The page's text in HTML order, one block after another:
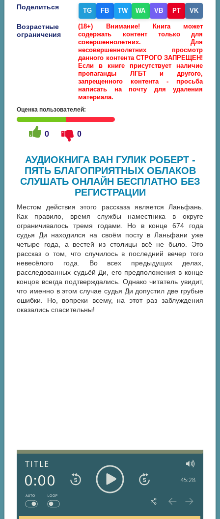
Поделиться TG FB TW WA VB PT VK
Возрастные
ограничения
(18+) Внимание! Книга может
содержать контент только для
совершеннолетних. Для
несовершеннолетних просмотр
данного контента СТРОГО ЗАПРЕЩЕН!
Если в книге присутствует наличие
пропаганды ЛГБТ и другого,
запрещенного контента - просьба
написать на почту для удаления
материала.
Оценка пользователей:
0 0
АУДИОКНИГА ВАН ГУЛИК РОБЕРТ -
ПЯТЬ БЛАГОПРИЯТНЫХ ОБЛАКОВ
СЛУШАТЬ ОНЛАЙН БЕСПЛАТНО БЕЗ
РЕГИСТРАЦИИ
Местом действия этого рассказа является Ланьфань.
Как правило, время службы наместника в округе
ограничивалось тремя годами. Но в конце 674 года
судья Ди находился на своём посту в Ланьфани уже
четыре года, а вестей из столицы всё не было. Это
рассказ о том, что случилось в последний вечер того
невесёлого года. Во всех предыдущих делах,
расследованных судьёй Ди, его предположения в конце
концов всегда подтверждались. Однако читатель увидит,
что именно в этом случае судья Ди допустил две грубые
ошибки. Но, вопреки всему, на этот раз заблуждения
оказались спасительны!
TITLE
0:00 45:28
AUTO LOOP